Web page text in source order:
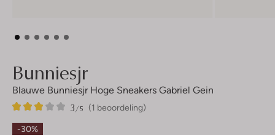
Bunniesjr
Blauwe Bunniesjr Hoge Sneakers Gabriel Gein
(1 beoordeling)
3/5
1
3
Sterren
-30%